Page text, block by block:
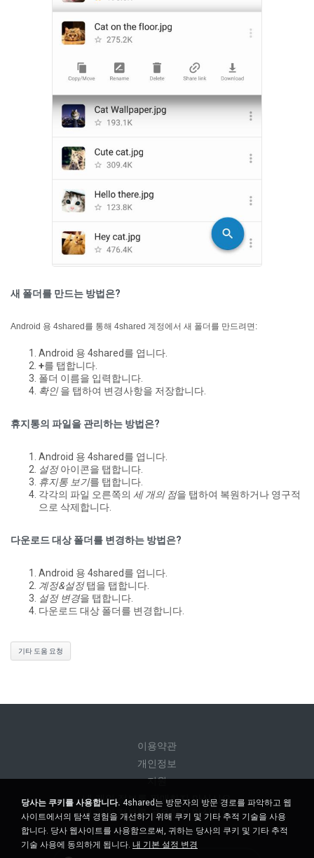
새 폴더를 만드는 방법은?
Android 용 4shared를 통해 4shared 계정에서 새 폴더를 만드려면:
Android 용 4shared를 엽니다.
+를 탭합니다.
폴더 이름을 입력합니다.
확인을 탭하여 변경사항을 저장합니다.
휴지통의 파일을 관리하는 방법은?
Android 용 4shared를 엽니다.
설정아이콘을 탭합니다.
휴지통 보기를 탭합니다.
각각의 파일 오른쪽의 세 개의 점을 탭하여 복원하거나 영구적
으로 삭제합니다.
다운로드 대상 폴더를 변경하는 방법은?
Android 용 4shared를 엽니다.
계정&설정탭을 탭합니다.
설정 변경을 탭합니다.
다운로드 대상 폴더를 변경합니다.
기타 도움 요청
이용약관
개인정보
지원
내 개인 정보를 판매하지 마십시오
내 개인 정보를 공유하지 마십시오
당사는 쿠키를 사용합니다. 4shared는 방문자의 방문 경로를 파악하고 웹
사이트에서의 탐색 경험을 개선하기 위해 쿠키 및 기타 추적 기술을 사용
합니다. 당사 웹사이트를 사용함으로써, 귀하는 당사의 쿠키 및 기타 추적
기술 사용에 동의하게 됩니다. 내 기본 설정 변경